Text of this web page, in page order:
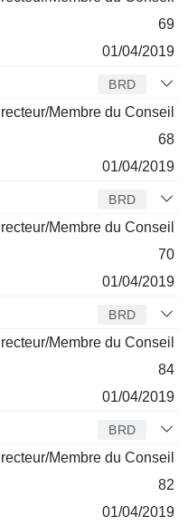
69
01/04/2019
BRD
Membre du Conseil
68
01/04/2019
BRD
Membre du Conseil
70
01/04/2019
BRD
Membre du Conseil
84
01/04/2019
BRD
Membre du Conseil
82
01/04/2019